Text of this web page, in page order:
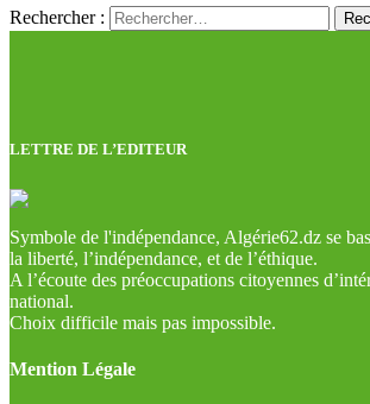
Rechercher :
LETTRE DE L’EDITEUR
Symbole de l'indépendance, Algérie62.dz se
la liberté, l’indépendance, et de l’éthique.
A l’écoute des préoccupations citoyennes
national.
Choix difficile mais pas impossible.
Mention Légale